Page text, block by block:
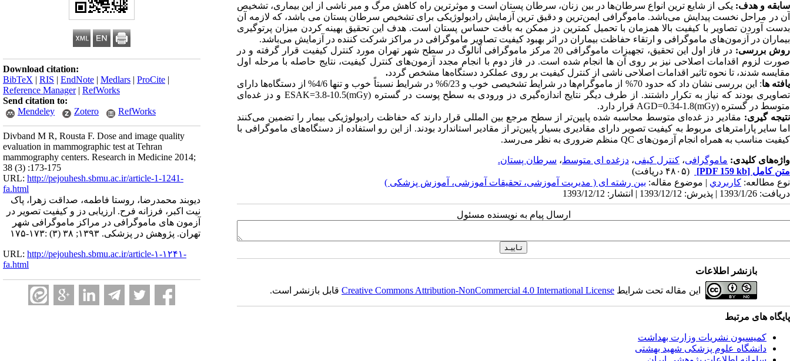
Download citation:
BibTeX | RIS | EndNote | Medlars | ProCite |
Reference Manager| RefWorks
Send citation to:
Mendeley
Zotero RefWorks
Divband M R, Rousta F. Dose and image quality
evaluation in mammographic test at Tehran
mammography centers. Research in Medicine 2014;
38 (3) :173-175
URL: http://pejouhesh.sbmu.ac.ir/article-1-1241-
fa.html
دیوبند محمدرضا، روستا فاطمه، صداقت زهرا، پاک
نیت اکبر، فرزانه فرح. ارزیابی دز و کیفیت تصویر در
آزمون های ماموگرافی در مراکز ماموگرافی شهر
تهران. پژوهش در پزشکی. ۱۳۹۳; ۳۸ (۳) :۱۷۳-۱۷۵
URL: http://pejouhesh.sbmu.ac.ir/article-۱-۱۲۴۱-
fa.html
سابقه و هدف: یکی از شایع ترین انواع سرطان‌ها در بین زنان، سرطان پستان است و موثرترین راه کاهش مرگ و میر ناشی از این بیماری، تشخیص
آن در مراحل نخست پیدایش می‌باشد. ماموگرافی ایمن‌ترین و دقیق‌ ترین آزمایش رادیولوژیکی برای تشخیص سرطان پستان می‌ باشد، که لازمه آن
بدست آوردن تصاویر با کیفیت بالا همزمان با تحمیل کمترین دز ممکن به بافت حساس پستان است. هدف این تحقیق بهینه کردن میزان پرتوگیری
بیماران در آزمون‌های ماموگرافی و ارتقاء حفاظت بیماران در اثر بهبود کیفیت تصاویر ماموگرافی در مراکز شرکت کننده در آزمایش می‌باشد.
روش بررسی:
در فاز اول این تحقیق، تجهیزات ماموگرافی 20 مرکز ماموگرافی آنالوگ در سطح شهر تهران مورد کنترل کیفیت قرار گرفته و در
صورت لزوم اقدامات اصلاحی نیز بر روی آن ها انجام شده است. در فاز دوم با انجام مجدد آزمون‌های کنترل کیفیت، نتایج حاصله با مرحله اول
مقایسه شدند، تا نحوه تاثیر اقدامات اصلاحی ناشی از کنترل کیفیت بر روی عملکرد دستگاه‌ها مشخص گردد.
یافته ها
: این بررسی نشان داد که حدود 70% از ماموگرام‌ها در شرایط تشخیصی خوب و 6/23% در شرایط نسبتاً خوب و تنها 4/6% از دستگاه‌ها دارای
تصاویری بودند که نیاز به تکرار داشتند. از طرف دیگر نتایج اندازه‌گیری دز ورودی به سطح پوست در گستره ESAK=3.8-10.5(mGy) و دز غده‌ای
متوسط در گستره AGD=0.34-1.8(mGy) قرار دارد.
نتیجه گیری: مقادیر دز غده‌ای متوسط محاسبه شده پایین‌تر از سطح مرجع بین المللی قرار دارند که حفاظت رادیولوژیکی بیمار را تضمین می‌کنند
اما سایر پارامترهای مربوط به کیفیت تصویر دارای مقادیری بسیار پایین‌تر از مقادیر استاندارد بودند. از این رو استفاده از دستگاه‌های ماموگرافی با
کیفیت مناسب به همراه انجام آزمون‌های QC منظم ضروری به نظر می‌رسد.
واژه‌های کلیدی: ماموگرافی، کنترل کیفی، دز‌غده ای متوسط، سرطان پستان.
متن کامل [PDF 159 kb]
(۴۸۰۵ دریافت)
نوع مطالعه: كاربردي | موضوع مقاله: بین رشته ای ( مدیریت آموزشی، تحقیقات آموزشی، آموزش پزشکی )
دریافت: 1393/1/26 | پذیرش: 1393/12/12 | انتشار: 1393/12/12
ارسال پیام به نویسنده مسئول
بازنشر اطلاعات
این مقاله تحت شرایط Creative Commons Attribution-NonCommercial 4.0 International Licenseقابل بازنشر است.
پایگاه های مرتبط
کمیسیون نشریات وزارت بهداشت
دانشگاه علوم پزشکی شهید بهشتی